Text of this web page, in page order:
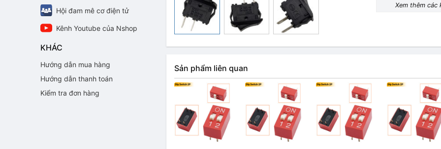
Xem thêm các
Sản phẩm liên quan
Hội đam mê cơ điện tử
Kênh Youtube của Nshop
KHÁC
Hướng dẫn mua hàng
Hướng dẫn thanh toán
Kiểm tra đơn hàng